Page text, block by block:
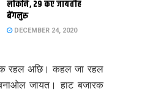
लोकनि, 29 कए जायतीह
बेंगलुरु
DECEMBER 24, 2020
रहल अछि। कहल जा रहल
जायत। हाट बजारक